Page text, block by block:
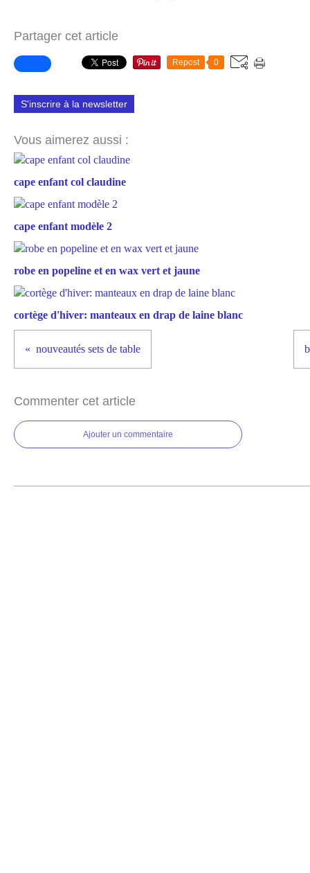
Partager cet article
Repost 0
S'inscrire à la newsletter
Vous aimerez aussi :
cape enfant col claudine
cape enfant modèle 2
robe en popeline et en wax vert et jaune
cortège d'hiver: manteaux en drap de laine blanc
nouveautés sets de table
Commenter cet article
Ajouter un commentaire